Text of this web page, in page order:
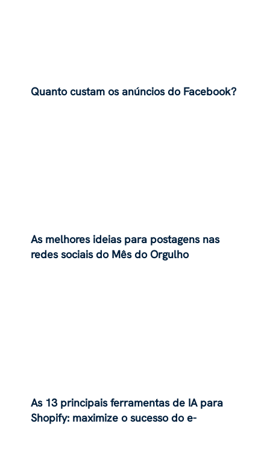
Quanto custam os anúncios do Facebook?
As melhores ideias para postagens nas
redes sociais do Mês do Orgulho
As 13 principais ferramentas de IA para
Shopify: maximize o sucesso do e-